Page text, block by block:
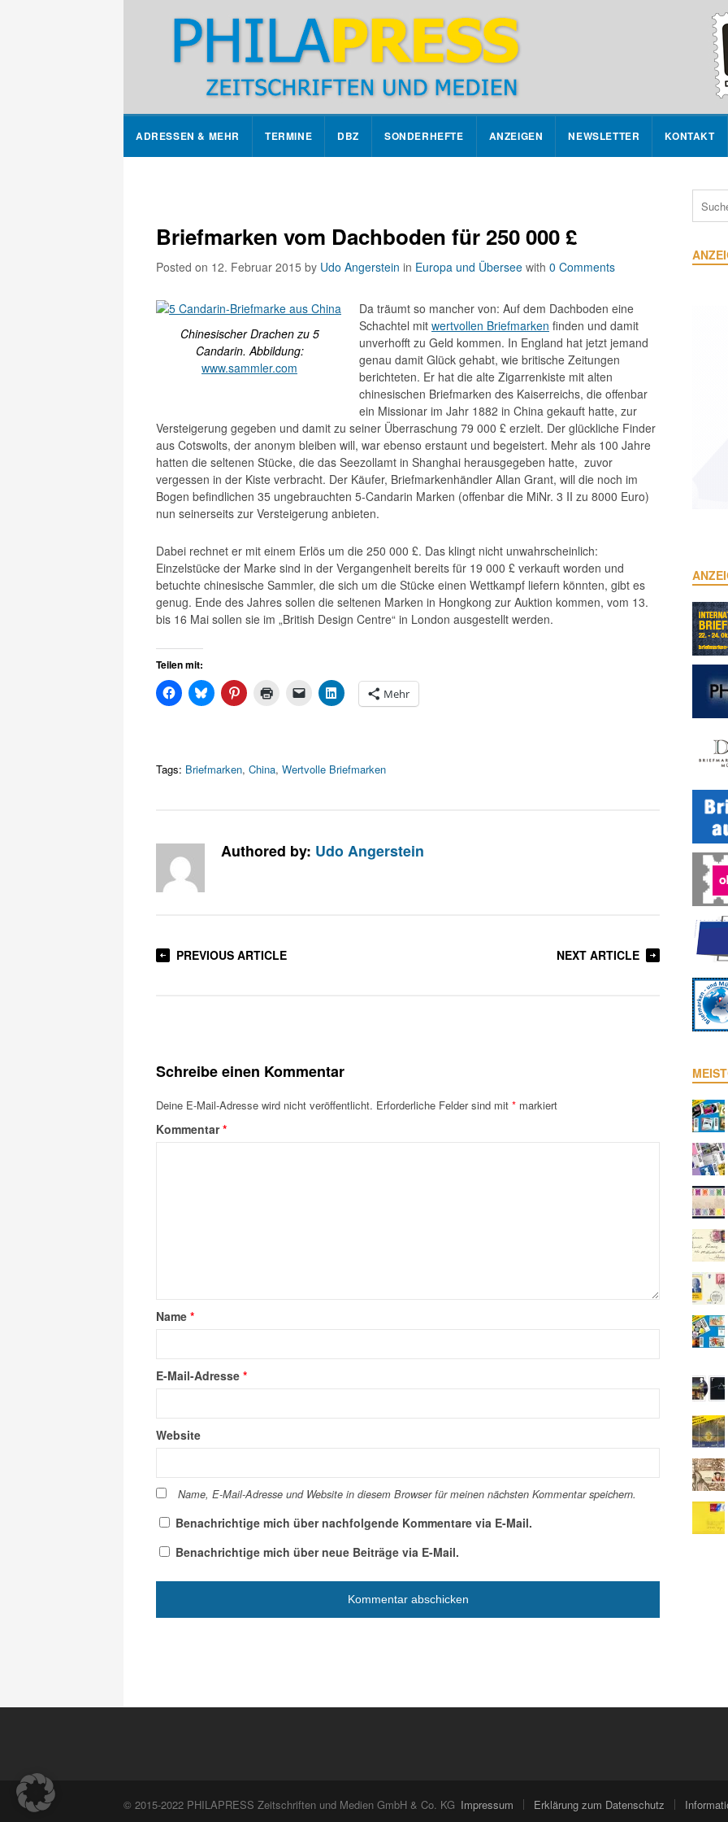
ADRESSEN & MEHR TERMINE DBZ SONDERHEFTE ANZEIGEN NEWSLETTER KONTAKT
Briefmarken vom Dachboden für 250 000 £
Posted on 12. Februar 2015 by Udo Angerstein in Europa und Übersee with 0 Comments
Chinesischer Drachen zu 5
Candarin. Abbildung:
www.sammler.com
Da träumt so mancher von: Auf dem Dachboden eine
Schachtel mit wertvollen Briefmarken finden und damit
unverhofft zu Geld kommen. In England hat jetzt jemand
genau damit Glück gehabt, wie britische Zeitungen
berichteten. Er hat die alte Zigarrenkiste mit alten
chinesischen Briefmarken des Kaiserreichs, die offenbar
ein Missionar im Jahr 1882 in China gekauft hatte, zur
Versteigerung gegeben und damit zu seiner Überraschung 79 000 £ erzielt. Der glückliche Finder
aus Cotswolts, der anonym bleiben will, war ebenso erstaunt und begeistert. Mehr als 100 Jahre
hatten die seltenen Stücke, die das Seezollamt in Shanghai herausgegeben hatte, zuvor
vergessen in der Kiste verbracht. Der Käufer, Briefmarkenhändler Allan Grant, will die noch im
Bogen befindlichen 35 ungebrauchten 5-Candarin Marken (offenbar die MiNr. 3 II zu 8000 Euro)
nun seinerseits zur Versteigerung anbieten.
Dabei rechnet er mit einem Erlös um die 250 000 £. Das klingt nicht unwahrscheinlich:
Einzelstücke der Marke sind in der Vergangenheit bereits für 19 000 £ verkauft worden und
betuchte chinesische Sammler, die sich um die Stücke einen Wettkampf liefern könnten, gibt es
genug. Ende des Jahres sollen die seltenen Marken in Hongkong zur Auktion kommen, vom 13.
bis 16 Mai sollen sie im „British Design Centre“ in London ausgestellt werden.
Teilen mit:
Mehr
Tags: Briefmarken, China, Wertvolle Briefmarken
Authored by: Udo Angerstein
PREVIOUS ARTICLE NEXT ARTICLE
Schreibe einen Kommentar
Deine E-Mail-Adresse wird nicht veröffentlicht. Erforderliche Felder sind mit * markiert
Kommentar*
Name *
E-Mail-Adresse *
Website
Name, E-Mail-Adresse und Website in diesem Browser für meinen nächsten Kommentar speichern.
Benachrichtige mich über nachfolgende Kommentare via E-Mail.
Benachrichtige mich über neue Beiträge via E-Mail.
© 2015-2022 PHILAPRESS Zeitschriften und Medien GmbH & Co. KG Impressum Erklärung zum Datenschutz